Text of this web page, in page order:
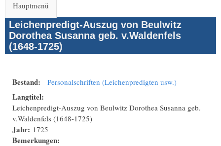
Hauptmenü
Leichenpredigt-Auszug von Beulwitz
Dorothea Susanna geb. v.Waldenfels
(1648-1725)
Bestand: Personalschriften (Leichenpredigten usw.)
Langtitel:
Leichenpredigt-Auszug von Beulwitz Dorothea Susanna geb.
v.Waldenfels (1648-1725)
Jahr: 1725
Bemerkungen: